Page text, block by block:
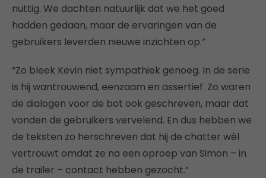
nuttig. We dachten natuurlijk dat we het goed
hadden gedaan, maar de ervaringen van de
gebruikers leverden nieuwe inzichten op.”
“Zo bleek Kevin niet sympathiek genoeg. In de serie
is hij wantrouwend, eenzaam en assertief. Zo waren
de dialogen voor de bot ook geschreven, maar dat
vonden de gebruikers vervelend. En dus hebben we
de teksten zo herschreven dat hij de chatter wél
vertrouwt omdat ze na een oproep van Simon – in
de trailer – contact hebben gezocht.”